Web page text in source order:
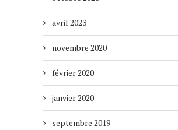
avril 2023
novembre 2020
février 2020
janvier 2020
septembre 2019